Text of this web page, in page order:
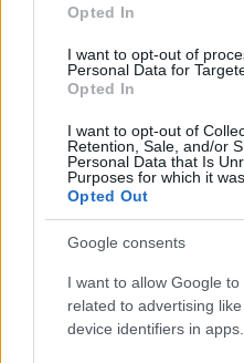
Opted In
I want to opt-out of
Personal Data for
Opted In
I want to opt-out of
Retention, Sale, and/or
Personal Data that Is
Purposes for which it
Opted Out
Google consents
I want to allow Google
related to advertising
device identifiers in apps.
hollywoodi
2025 augusztus 30. 21:58
Június óta nem lehet
százalékos
bizonytalanná vált a
Unmute Loaded:
21.86%